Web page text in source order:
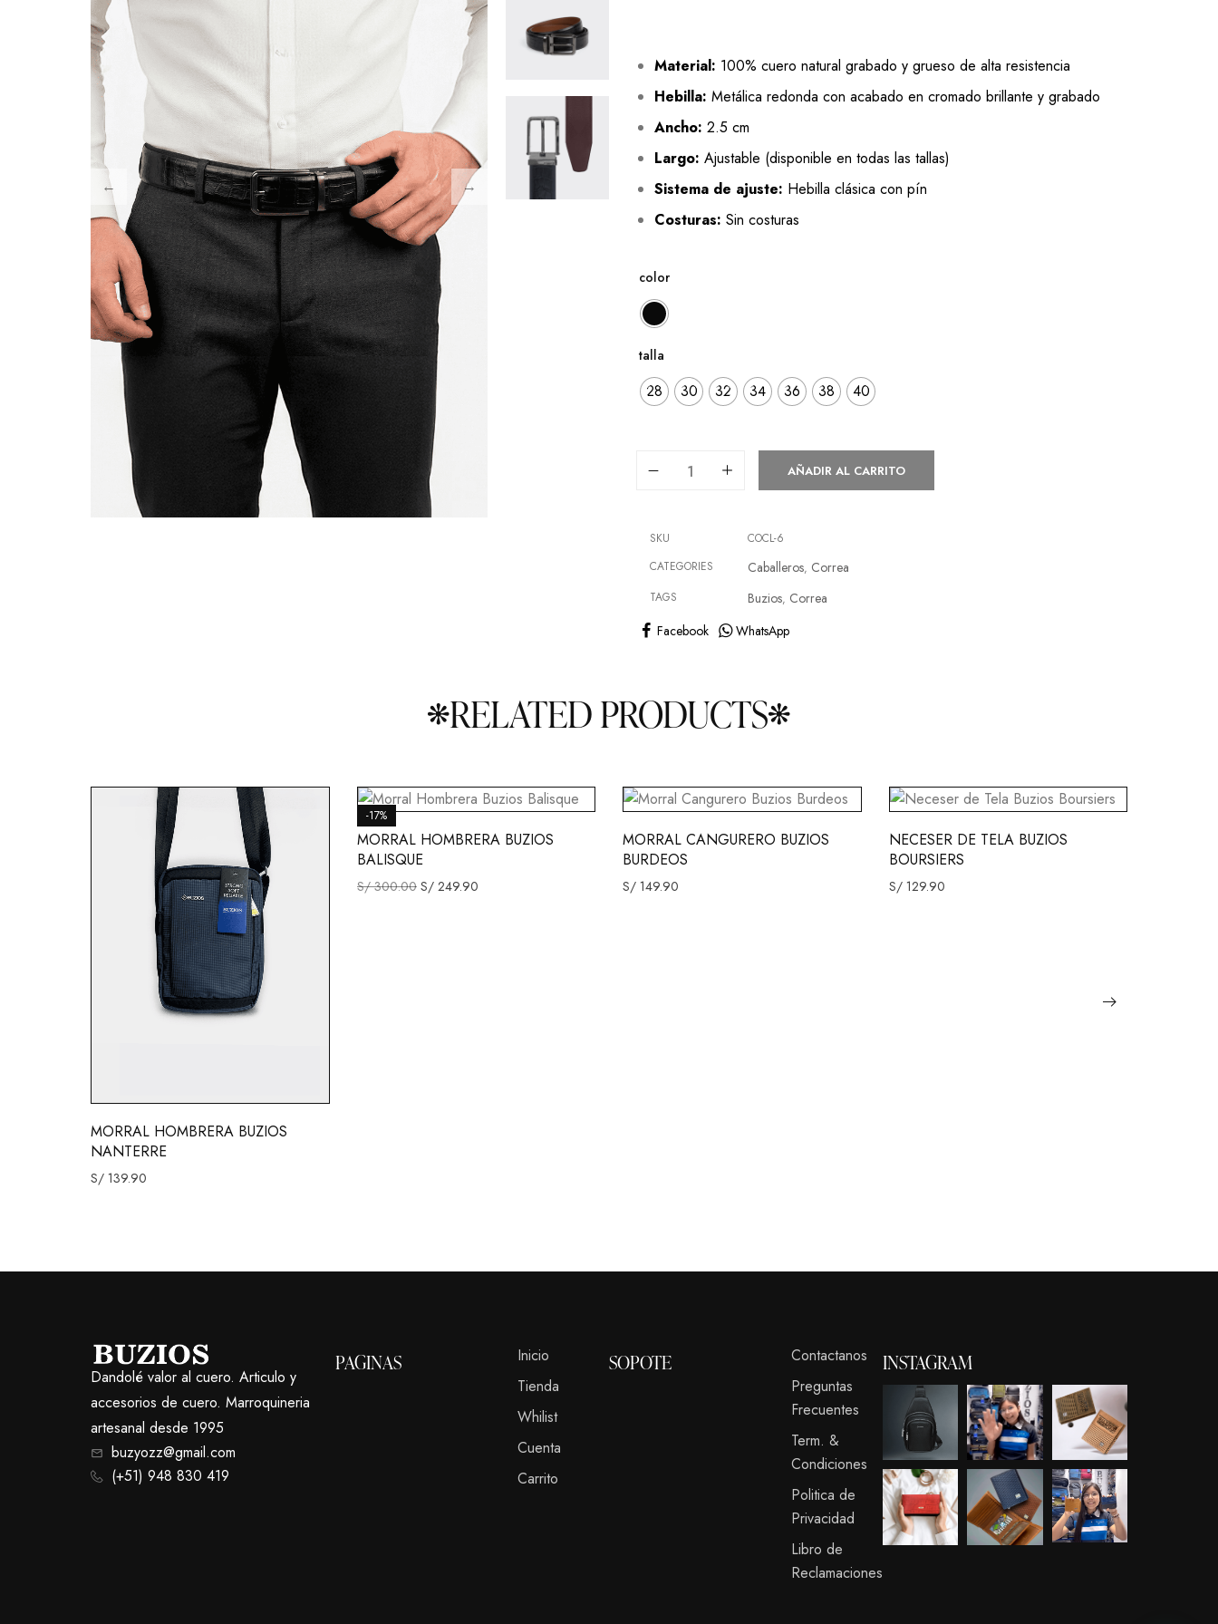
Material: 100% cuero natural grabado y grueso de alta resistencia
Hebilla: Metálica redonda con acabado en cromado brillante y grabado
Ancho: 2.5 cm
Largo: Ajustable (disponible en todas las tallas)
Sistema de ajuste: Hebilla clásica con pín
Costuras: Sin costuras
color
talla
28 30 32 34 36 38 40
AÑADIR AL CARRITO
SKU
COCL-6
CATEGORIES
Caballeros, Correa
TAGS Buzios, Correa
Facebook
WhatsApp
RELATED PRODUCTS
MORRAL HOMBRERA BUZIOS
NANTERRE
S/ 139.90
-17%
MORRAL HOMBRERA BUZIOS
BALISQUE
S/300.00 S/249.90
MORRAL CANGURERO BUZIOS
BURDEOS
S/ 149.90
NECESER DE TELA BUZIOS
BOURSIERS
S/129.90
Dandolé valor al cuero. Articulo y
accesorios de cuero. Marroquineria
artesanal desde 1995
buzyozz@gmail.com
(+51) 948 830 419
PAGINAS
Inicio
Tienda
Whilist
Cuenta
Carrito
SOPOTE
Contactanos
Preguntas
Frecuentes
Term. &
Condiciones
Politica de
Privacidad
Libro de
Reclamaciones
INSTAGRAM